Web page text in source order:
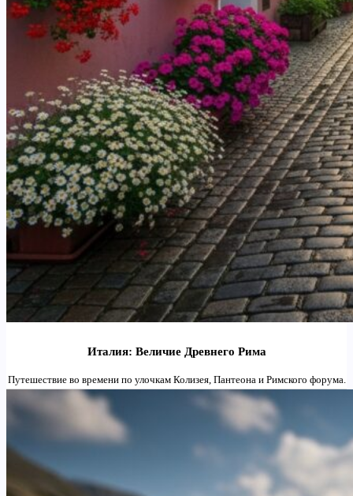
Италия: Величие Древнего Рима
Путешествие во времени по улочкам Колизея, Пантеона и Римского форума.